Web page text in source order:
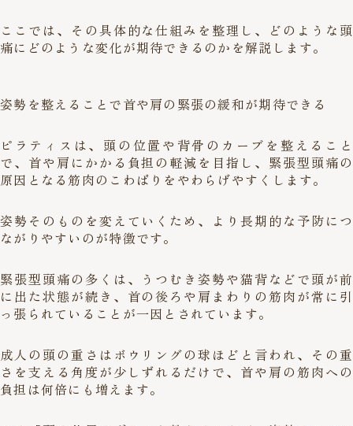
ここでは、その具体的な仕組みを整理し、どのような頭
痛にどのような変化が期待できるのかを解説します。
姿勢を整えることで首や肩の緊張の緩和が期待できる
ピラティスは、頭の位置や背骨のカーブを整えること
で、首や肩にかかる負担の軽減を目指し、緊張型頭痛の
原因となる筋肉のこわばりをやわらげやすくします。
姿勢そのものを変えていくため、より長期的な予防につ
ながりやすいのが特徴です。
緊張型頭痛の多くは、うつむき姿勢や猫背などで頭が前
に出た状態が続き、首の後ろや肩まわりの筋肉が常に引
っ張られていることが一因とされています。
成人の頭の重さはボウリングの球ほどと言われ、その重
さを支える角度が少しずれるだけで、首や肩の筋肉への
負担は何倍にも増えます。